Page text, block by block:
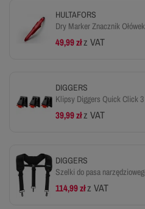
HULTAFORS
Dry Marker Znacznik
49,99 złz VAT
DIGGERS
Klipsy Diggers Quick Click
39,99 złz VAT
DIGGERS
Szelki do pasa
114,99 złz VAT